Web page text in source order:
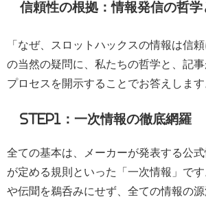
信頼性の根拠：情報発信の哲学
「なぜ、スロットハックスの情報は信
の当然の疑問に、私たちの哲学と、記
プロセスを開示することでお答えします
STEP1：一次情報の徹底網羅
全ての基本は、メーカーが発表する公
が定める規則といった「一次情報」で
や伝聞を鵜呑みにせず、全ての情報の